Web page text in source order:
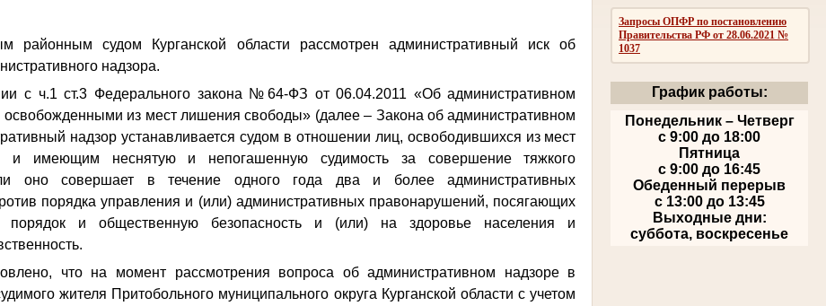
Запросы ОПФР по постановлению
Правительства РФ от 28.06.2021 №
1037
График работы:
Понедельник – Четверг
с 9:00 до 18:00
Пятница
с 9:00 до 16:45
Обеденный перерыв
с 13:00 до 13:45
Выходные дни:
суббота, воскресенье
районным судом Курганской области рассмотрен административный иск об
надзора.
с ч.1 ст.3 Федерального закона №64-ФЗ от 06.04.2011 «Об административном
освобожденными из мест лишения свободы» (далее – Закона об административном
надзор устанавливается судом в отношении лиц, освободившихся из мест
и имеющим неснятую и непогашенную судимость за совершение тяжкого
оно совершает в течение одного года два и более административных
порядка управления и (или) административных правонарушений, посягающих
порядок и общественную безопасность и (или) на здоровье населения и
что на момент рассмотрения вопроса об административном надзоре в
жителя Притобольного муниципального округа Курганской области с учетом